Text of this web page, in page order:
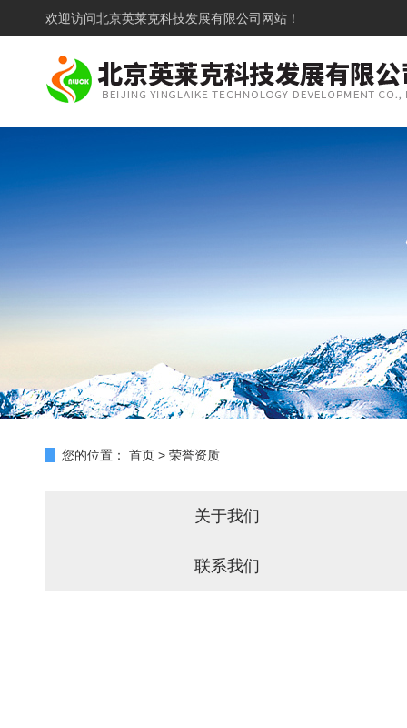
欢迎访问北京英莱克科技发展有限公司网站！
您的位置： 首页 > 荣誉资质
关于我们
联系我们